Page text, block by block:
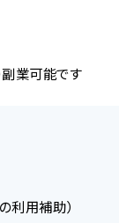
業可能です
利用補助）